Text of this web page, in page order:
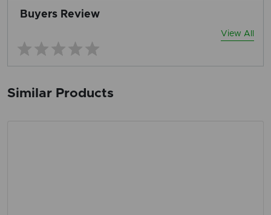
Buyers Review
View All
Similar Products